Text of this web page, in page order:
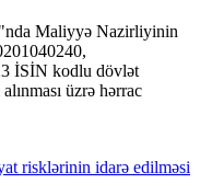
Maliyyə Nazirliyinin
İSİN kodlu dövlət
üzrə hərrac